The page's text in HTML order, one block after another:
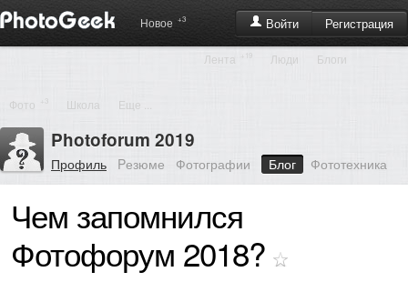
Войти Регистрация
Новое +3
Лента +19 Люди Блоги
Фото Школа Еще ...
Photoforum 2019
Профиль Pезюме Фотографии Блог Фототехника
Чем запомнился
Фотофорум 2018?